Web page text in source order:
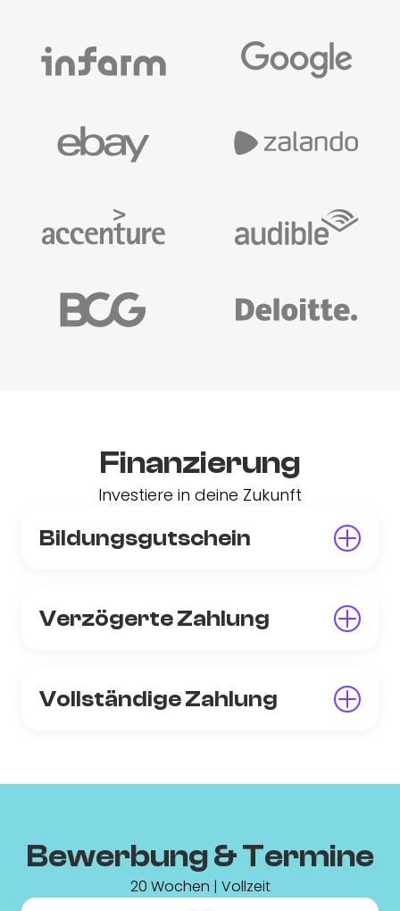
Finanzierung
Investiere in deine Zukunft
Bildungsgutschein
Verzögerte Zahlung
Vollständige Zahlung
Bewerbung & Termine
20 Wochen | Vollzeit